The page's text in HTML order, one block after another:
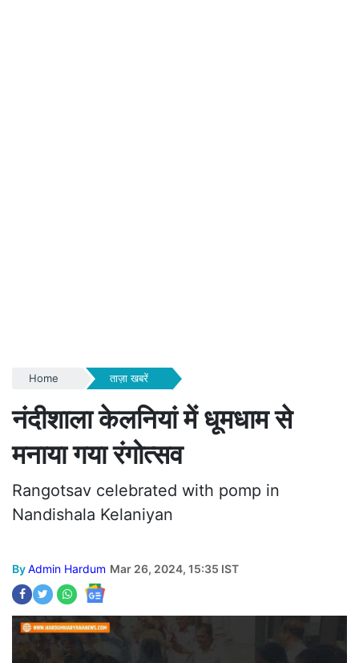
Home ताज़ा खबरें
नंदीशाला केलनियां में धूमधाम से
मनाया गया रंगोत्सव
Rangotsav celebrated with pomp in
Nandishala Kelaniyan
ByAdmin Hardum Mar 26, 2024, 15:35 IST